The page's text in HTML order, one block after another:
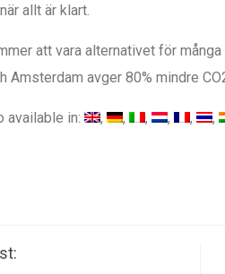
allt är klart.
att vara alternativet för
Amsterdam avger 80% mindre
available in: